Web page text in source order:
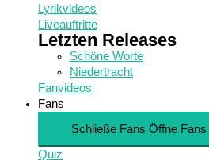
Lyrikvideos
Liveauftritte
Letzten Releases
Schöne Worte
Niedertracht
Fanvideos
Fans
Schließe Fans Öffne Fans
Quiz